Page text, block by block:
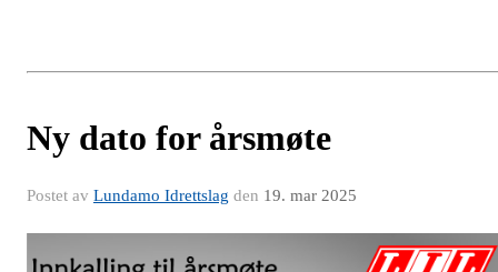
Ny dato for årsmøte
Postet av Lundamo Idrettslag den 19. mar 2025